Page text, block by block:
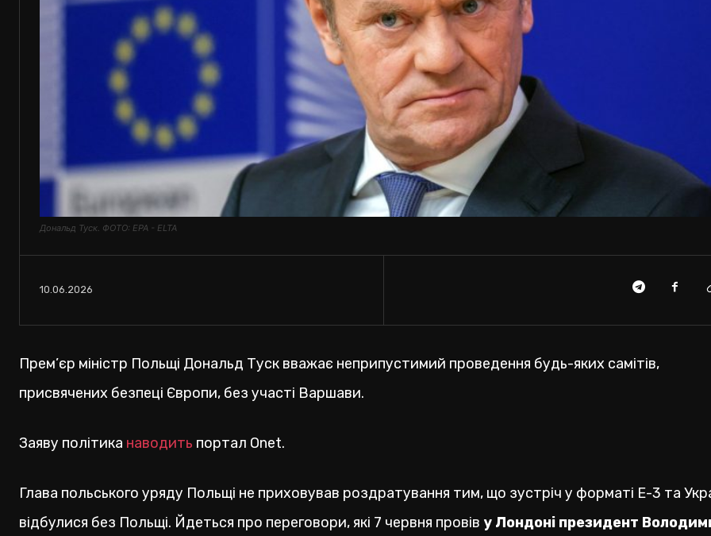
Дональд Туск. ФОТО: EPA - ELTA
10.06.2026
Прем’єр міністр Польщі Дональд Туск вважає неприпустимий проведення будь-яких самітів,
присвячених безпеці Європи, без участі Варшави.
Заяву політика наводить портал Onet.
Глава польського уряду Польщі не приховував роздратування тим, що зустріч у форматі Е-3 та
відбулися без Польщі. Йдеться про переговори, які 7 червня провів у Лондоні президент